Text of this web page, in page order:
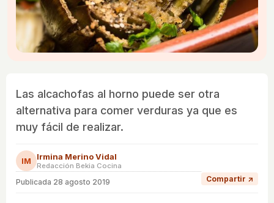
Las alcachofas al horno puede ser otra
alternativa para comer verduras ya que es
muy fácil de realizar.
IM Irmina Merino Vidal
Redacción Bekia Cocina
Publicada 28 agosto 2019 Compartir ↗